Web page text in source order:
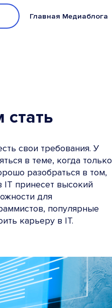
Главная Медиаблога
свои требования. У
в теме, когда только
разобраться в том,
IT принесет высокий
для
популярные
карьеру в IT.